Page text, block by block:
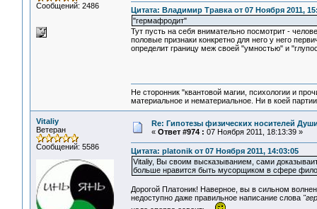
Сообщений: 2486
Цитата: Владимир Травка от 07 Ноября 2011,
"гермафродит"
Тут пусть на себя внимательно посмотрит -
половые признаки конкретно для него у него
определит границу меж своей "умностью" и
Не сторонник "квантовой магии, психологии и
материальное и нематериальное. Ни в коей
Vitaliy
Ветеран
Сообщений: 5586
Re: Гипотезы физических носителей
« Ответ #974 : 07 Ноября 2011, 18:13:39 »
Цитата: platonik от 07 Ноября 2011, 14:03:05
Vitaliy, Вы своим высказыванием, сами
больше нравится быть мусорщиком в сфере
Дорогой Платоник! Наверное, вы в сильном
недоступно даже правильное написание слова